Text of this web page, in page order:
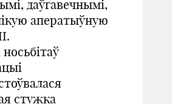
даўгавечнымі,
аператыўную
стужка